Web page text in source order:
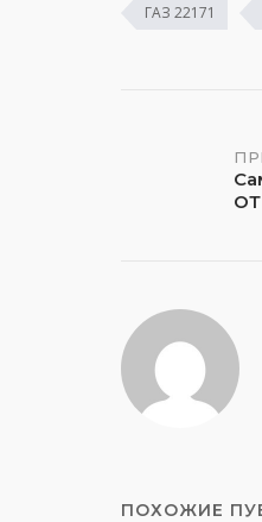
ГАЗ 22171
ОТ
ПОХОЖИЕ